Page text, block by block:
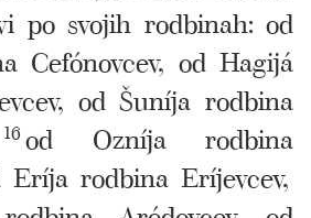
po svojih rodbinah: od
Cefónovcev, od Hagijá
od Šuníja rodbina
16 od Ozníja rodbina
Eríja rodbina Eríjevcev,